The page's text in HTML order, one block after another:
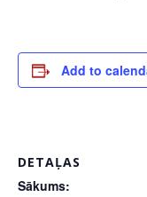
Add to
DETAĻAS
Sākums: